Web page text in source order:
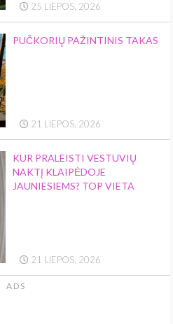
25 LIEPOS, 2026
PUČKORIŲ PAŽINTINIS TAKAS
21 LIEPOS, 2026
KUR PRALEISTI VESTUVIŲ
NAKTĮ KLAIPĖDOJE
JAUNIESIEMS? TOP VIETA
21 LIEPOS, 2026
ADS